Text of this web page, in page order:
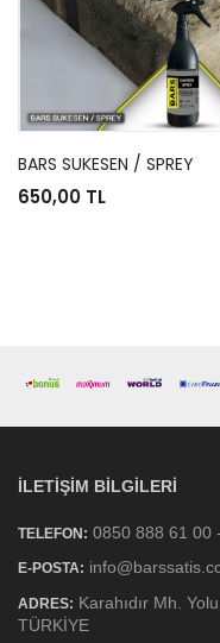
BARS SUKESEN / SPREY
650,00 TL
İLETIŞIM BILGILERI
TELEFON: 0850 888 61 00
E-POSTA:
ADRES: Karahıdır Mh.
TÜRKİYE